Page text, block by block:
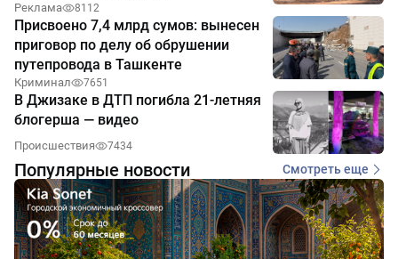
Реклама 8112
Присвоено 7,4 млрд сумов: вынесен
приговор по делу об обрушении
путепровода в Ташкенте
Криминал 7651
В Джизаке в ДТП погибла 21-летняя
блогерша — видео
Происшествия 7434
Популярные новости Смотреть еще